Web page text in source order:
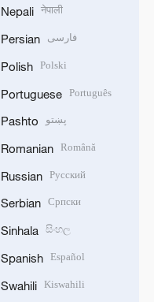
Nepali नेपाली
Persian فارسی
Polish Polski
Portuguese Português
Pashto پښتو
Romanian Română
Russian Русский
Serbian Српски
Sinhala සිංහල
Spanish Español
Swahili Kiswahili